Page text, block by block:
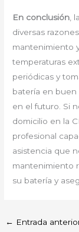
En conclusión ,
diversas
mantenimiento
temperaturas
periódicas y
batería en buen
en el futuro. Si
domicilio en la
profesional
asistencia que
mantenimiento
su batería y
← Entrada